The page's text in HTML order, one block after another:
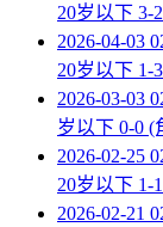
20岁以下 3-
2026-04-03
20岁以下 1-
2026-03-03
岁以下 0-0 (
2026-02-25
20岁以下 1-
2026-02-21